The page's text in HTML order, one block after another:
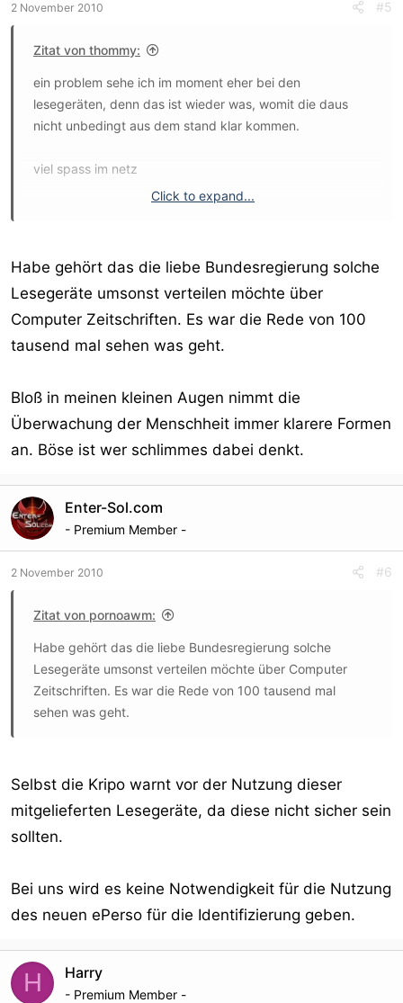
2 November 2010 #5
Zitat von thommy:
ein problem sehe ich im moment eher bei den
lesegeräten, denn das ist wieder was, womit die daus
nicht unbedingt aus dem stand klar kommen.
viel spass im netz
Click to expand...
Habe gehört das die liebe Bundesregierung solche
Lesegeräte umsonst verteilen möchte über
Computer Zeitschriften. Es war die Rede von 100
tausend mal sehen was geht.
Bloß in meinen kleinen Augen nimmt die
Überwachung der Menschheit immer klarere Formen
an. Böse ist wer schlimmes dabei denkt.
Enter-Sol.com
- Premium Member -
2 November 2010 #6
Zitat von pornoawm:
Habe gehört das die liebe Bundesregierung solche
Lesegeräte umsonst verteilen möchte über Computer
Zeitschriften. Es war die Rede von 100 tausend mal
sehen was geht.
Selbst die Kripo warnt vor der Nutzung dieser
mitgelieferten Lesegeräte, da diese nicht sicher sein
sollten.
Bei uns wird es keine Notwendigkeit für die Nutzung
des neuen ePerso für die Identifizierung geben.
H Harry
- Premium Member -